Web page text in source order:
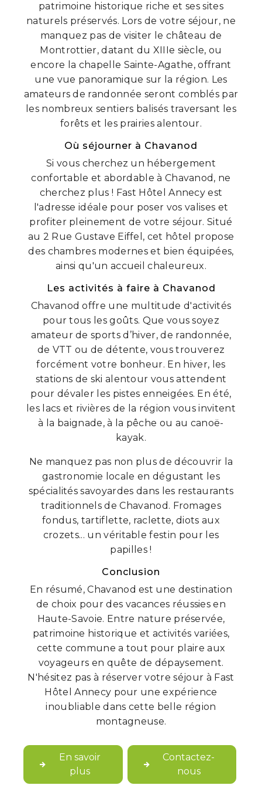
patrimoine historique riche et ses sites
naturels préservés. Lors de votre séjour, ne
manquez pas de visiter le château de
Montrottier, datant du XIIIe siècle, ou
encore la chapelle Sainte-Agathe, offrant
une vue panoramique sur la région. Les
amateurs de randonnée seront comblés par
les nombreux sentiers balisés traversant les
forêts et les prairies alentour.
Où séjourner à Chavanod
Si vous cherchez un hébergement
confortable et abordable à Chavanod, ne
cherchez plus ! Fast Hôtel Annecy est
l'adresse idéale pour poser vos valises et
profiter pleinement de votre séjour. Situé
au 2 Rue Gustave Eiffel, cet hôtel propose
des chambres modernes et bien équipées,
ainsi qu'un accueil chaleureux.
Les activités à faire à Chavanod
Chavanod offre une multitude d'activités
pour tous les goûts. Que vous soyez
amateur de sports d’hiver, de randonnée,
de VTT ou de détente, vous trouverez
forcément votre bonheur. En hiver, les
stations de ski alentour vous attendent
pour dévaler les pistes enneigées. En été,
les lacs et rivières de la région vous invitent
à la baignade, à la pêche ou au canoë-
kayak.
Ne manquez pas non plus de découvrir la
gastronomie locale en dégustant les
spécialités savoyardes dans les restaurants
traditionnels de Chavanod. Fromages
fondus, tartiflette, raclette, diots aux
crozets... un véritable festin pour les
papilles !
Conclusion
En résumé, Chavanod est une destination
de choix pour des vacances réussies en
Haute-Savoie. Entre nature préservée,
patrimoine historique et activités variées,
cette commune a tout pour plaire aux
voyageurs en quête de dépaysement.
N'hésitez pas à réserver votre séjour à Fast
Hôtel Annecy pour une expérience
inoubliable dans cette belle région
montagneuse.
En savoir
plus
Contactez-
nous